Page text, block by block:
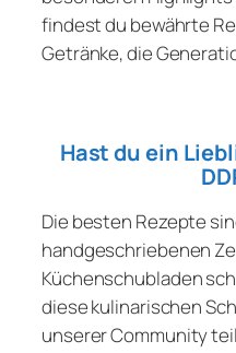
findest du bewährte
Getränke, die
Hast du ein
Die besten Rezepte
handgeschriebenen
Küchenschubladen
diese kulinarischen
unserer Community